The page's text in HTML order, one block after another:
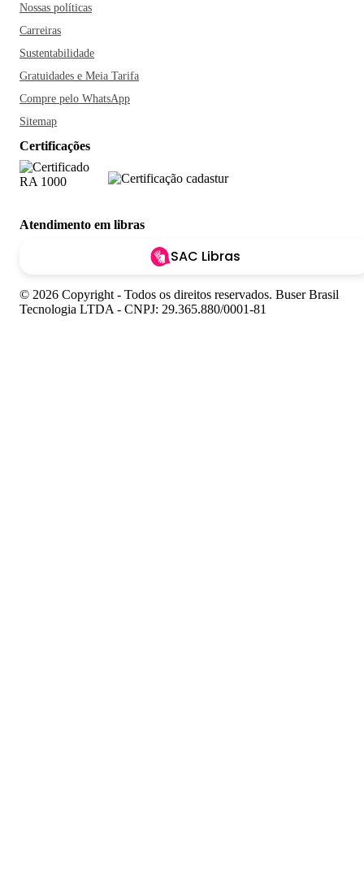
Nossas políticas
Carreiras
Sustentabilidade
Gratuidades e Meia Tarifa
Compre pelo WhatsApp
Sitemap
Certificações
Atendimento em libras
SAC Libras
© 2026 Copyright - Todos os direitos reservados. Buser Brasil
Tecnologia LTDA - CNPJ: 29.365.880/0001-81